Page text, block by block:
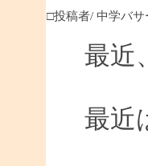
□投稿者/ 中学バサ
最近
最近